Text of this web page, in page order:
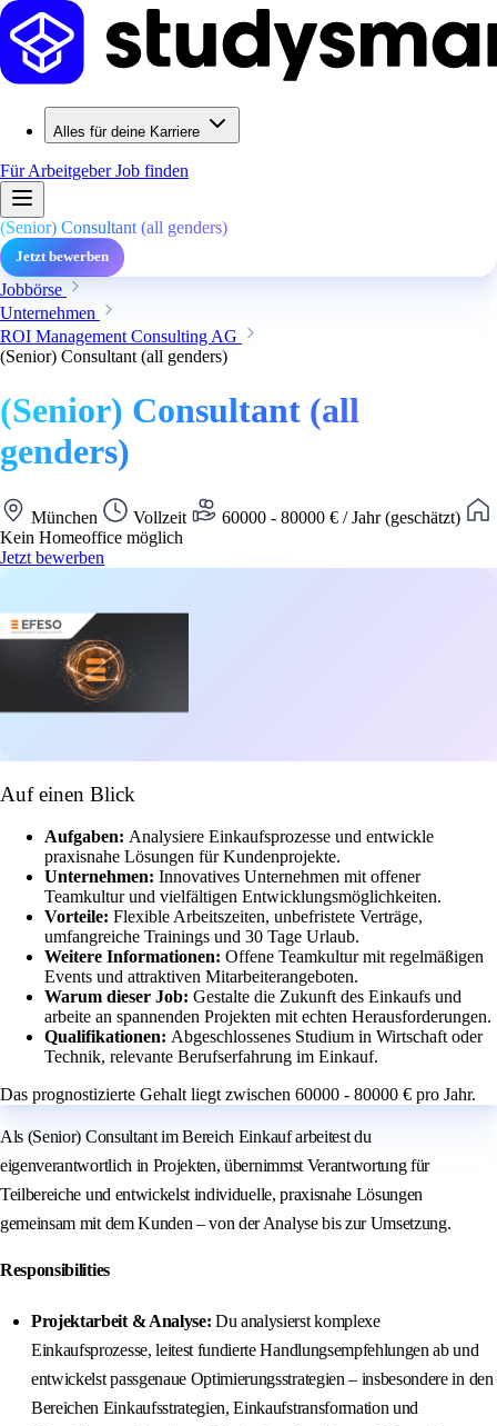
Alles für deine Karriere
Für ArbeitgeberJob finden
(Senior) Consultant (all genders)
Jetzt bewerben
Jobbörse
Unternehmen
ROI Management Consulting AG
(Senior) Consultant (all genders)
(Senior) Consultant (all
genders)
München Vollzeit
60000 - 80000 € / Jahr (geschätzt)
Kein Homeoffice möglich
Jetzt bewerben
Auf einen Blick
Aufgaben: Analysiere Einkaufsprozesse und entwickle
praxisnahe Lösungen für Kundenprojekte.
Unternehmen: Innovatives Unternehmen mit offener
Teamkultur und vielfältigen Entwicklungsmöglichkeiten.
Vorteile: Flexible Arbeitszeiten, unbefristete Verträge,
umfangreiche Trainings und 30 Tage Urlaub.
Weitere Informationen: Offene Teamkultur mit regelmäßigen
Events und attraktiven Mitarbeiterangeboten.
Warum dieser Job: Gestalte die Zukunft des Einkaufs und
arbeite an spannenden Projekten mit echten Herausforderungen.
Qualifikationen: Abgeschlossenes Studium in Wirtschaft oder
Technik, relevante Berufserfahrung im Einkauf.
Das prognostizierte Gehalt liegt zwischen 60000 - 80000 € pro Jahr.
Als (Senior) Consultant im Bereich Einkauf arbeitest du
eigenverantwortlich in Projekten, übernimmst Verantwortung für
Teilbereiche und entwickelst individuelle, praxisnahe Lösungen
gemeinsam mit dem Kunden – von der Analyse bis zur Umsetzung.
Responsibilities
Projektarbeit & Analyse: Du analysierst komplexe
Einkaufsprozesse, leitest fundierte Handlungsempfehlungen ab und
entwickelst passgenaue Optimierungsstrategien – insbesondere in den
Bereichen Einkaufsstrategien, Einkaufstransformation und